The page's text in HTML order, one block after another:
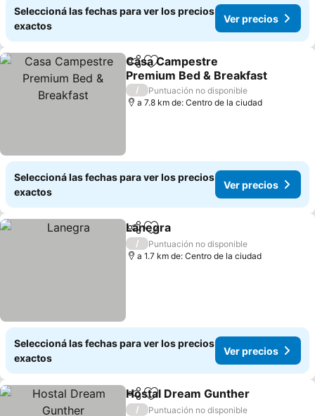
Seleccioná las fechas para ver los precios
exactos
Ver precios
CompartirAñadir a favoritos
Casa Campestre
Premium Bed & Breakfast
Ver precios
/
Puntuación no disponible
a 7.8 km de: Centro de la ciudad
Seleccioná las fechas para ver los precios
exactos
Ver precios
CompartirAñadir a favoritos
Lanegra
/
Puntuación no disponible
a 1.7 km de: Centro de la ciudad
Seleccioná las fechas para ver los precios
exactos
Ver precios
CompartirAñadir a favoritos
Hostal Dream Gunther
/
Puntuación no disponible